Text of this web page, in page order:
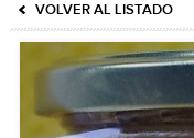
VOLVER AL LISTADO